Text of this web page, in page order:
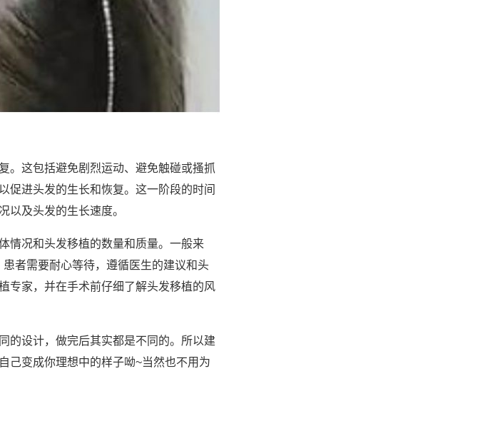
。这包括避免剧烈运动、避免触碰或搔抓
促进头发的生长和恢复。这一阶段的时间
以及头发的生长速度。
情况和头发移植的数量和质量。一般来
者需要耐心等待，遵循医生的建议和头
专家，并在手术前仔细了解头发移植的风
的设计，做完后其实都是不同的。所以建
己变成你理想中的样子呦~当然也不用为